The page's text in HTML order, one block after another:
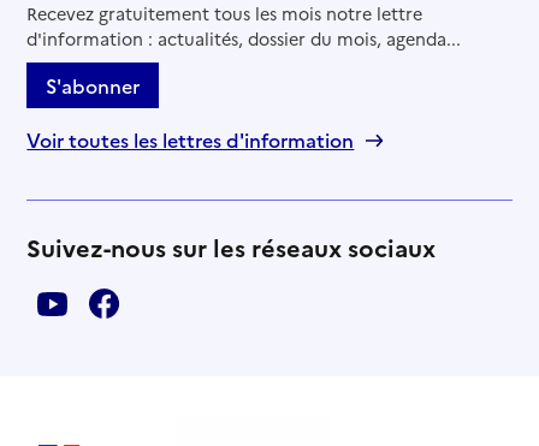
Recevez gratuitement tous les mois notre lettre
d'information : actualités, dossier du mois, agenda...
S'abonner
Voir toutes les lettres d'information
Suivez-nous sur les réseaux sociaux